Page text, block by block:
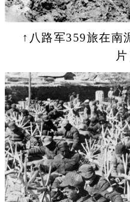
↑八路军359旅在南
片